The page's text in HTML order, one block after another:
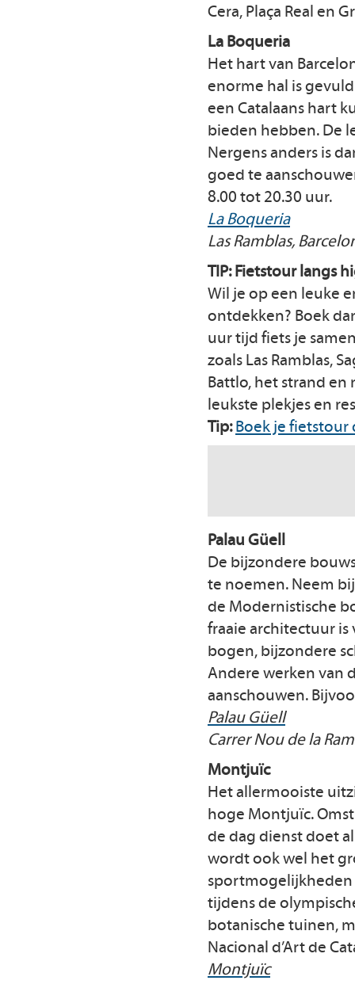
Cera, Plaça Real en
La Boqueria
Het hart van
enorme hal is
een Catalaans hart
bieden hebben. De
Nergens anders is
goed te
8.00 tot 20.30 uur.
La Boqueria
Las Ramblas,
TIP: Fietstour langs
Wil je op een leuke
ontdekken? Boek
uur tijd fiets je
zoals Las Ramblas,
Battlo, het strand en
leukste plekjes en
Tip:Boek je
Palau Güell
De bijzondere
te noemen. Neem
de Modernistische
fraaie architectuur
bogen, bijzondere
Andere werken van
aanschouwen.
Palau Güell
Carrer Nou de la
Montjuïc
Het allermooiste
hoge Montjuïc.
de dag dienst doet
wordt ook wel het
tijdens de
botanische tuinen,
Nacional d’Art de
Montjuïc